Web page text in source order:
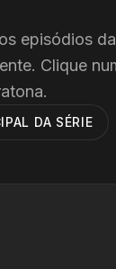
episódios
Clique
DA SÉRIE